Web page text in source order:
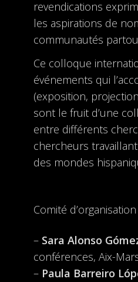
revendications
les aspirations de
communautés
Ce colloque
événements qui
(exposition,
sont le fruit d’une
entre différents
chercheurs
des mondes
Comité d’organisation
– Sara Alonso
conférences, Aix-
– Paula Barreiro